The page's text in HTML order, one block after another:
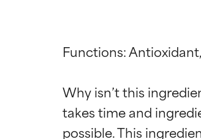
Functions:
Why isn’t this
takes time and